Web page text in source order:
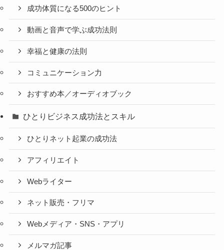
成功体質になる500のヒント
動画と音声で学ぶ成功法則
幸福と健康の法則
コミュニケーション力
おすすめ本／オーディオブック
ひとりビジネス成功法とスキル
ひとりネット起業の成功法
アフィリエイト
Webライター
ネット販売・フリマ
Webメディア・SNS・アプリ
メルマガ記事